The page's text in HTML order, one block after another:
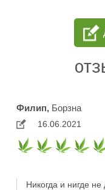
Филип,Борзна
16.06.2021
Никогда и нигде